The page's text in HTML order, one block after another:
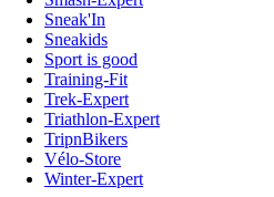
Sneak'In
Sneakids
Sport is good
Training-Fit
Trek-Expert
Triathlon-Expert
TripnBikers
Vélo-Store
Winter-Expert